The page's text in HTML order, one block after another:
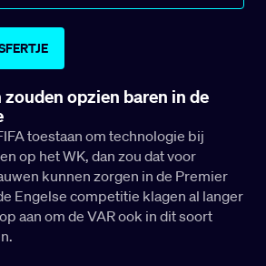
opzien baren in de
toestaan om technologie bij
op het WK, dan zou dat voor
kunnen zorgen in de Premier
Engelse competitie klagen al langer
aan om de VAR ook in dit soort